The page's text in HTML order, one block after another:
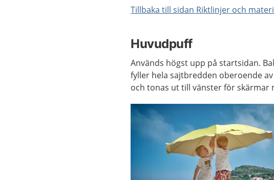
Tillbaka till sidan Riktlinjer och
Huvudpuff
Används högst upp på startsidan.
fyller hela sajtbredden oberoende
och tonas ut till vänster för skärmar